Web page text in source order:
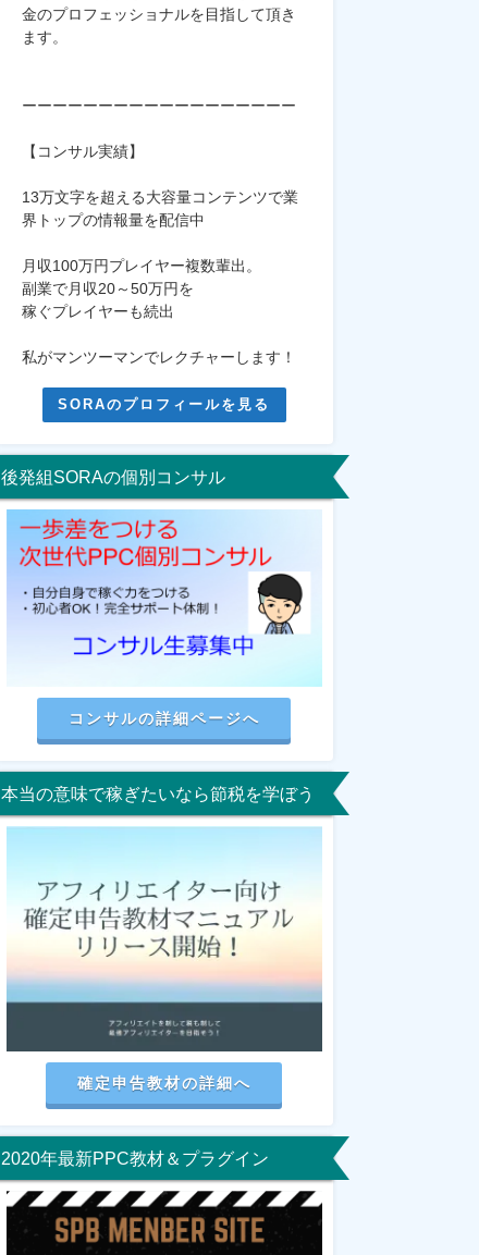
金のプロフェッショナルを目指して頂き
ます。
ーーーーーーーーーーーーーーーーーー
【コンサル実績】
13万文字を超える大容量コンテンツで業
界トップの情報量を配信中
月収100万円プレイヤー複数輩出。
副業で月収20～50万円を
稼ぐプレイヤーも続出
私がマンツーマンでレクチャーします！
SORAのプロフィールを見る
後発組SORAの個別コンサル
コンサルの詳細ページへ
本当の意味で稼ぎたいなら節税を学ぼう
確定申告教材の詳細へ
2020年最新PPC教材＆プラグイン